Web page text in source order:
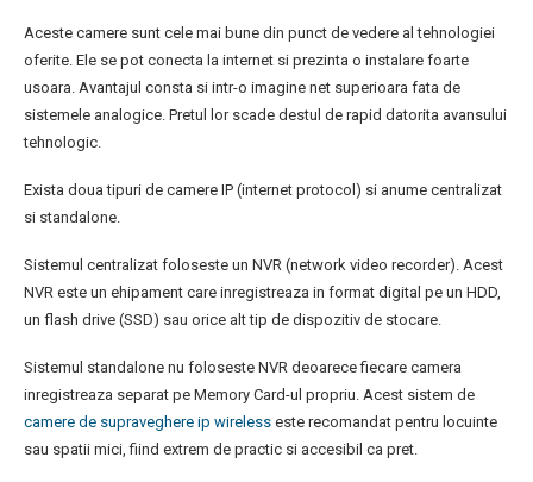
Aceste camere sunt cele mai bune din punct de vedere al tehnologiei
oferite. Ele se pot conecta la internet si prezinta o instalare foarte
usoara. Avantajul consta si intr-o imagine net superioara fata de
sistemele analogice. Pretul lor scade destul de rapid datorita avansului
tehnologic.
Exista doua tipuri de camere IP (internet protocol) si anume centralizat
si standalone.
Sistemul centralizat foloseste un NVR (network video recorder). Acest
NVR este un ehipament care inregistreaza in format digital pe un HDD,
un flash drive (SSD) sau orice alt tip de dispozitiv de stocare.
Sistemul standalone nu foloseste NVR deoarece fiecare camera
inregistreaza separat pe Memory Card-ul propriu. Acest sistem de
camere de supraveghere ip wireless este recomandat pentru locuinte
sau spatii mici, fiind extrem de practic si accesibil ca pret.